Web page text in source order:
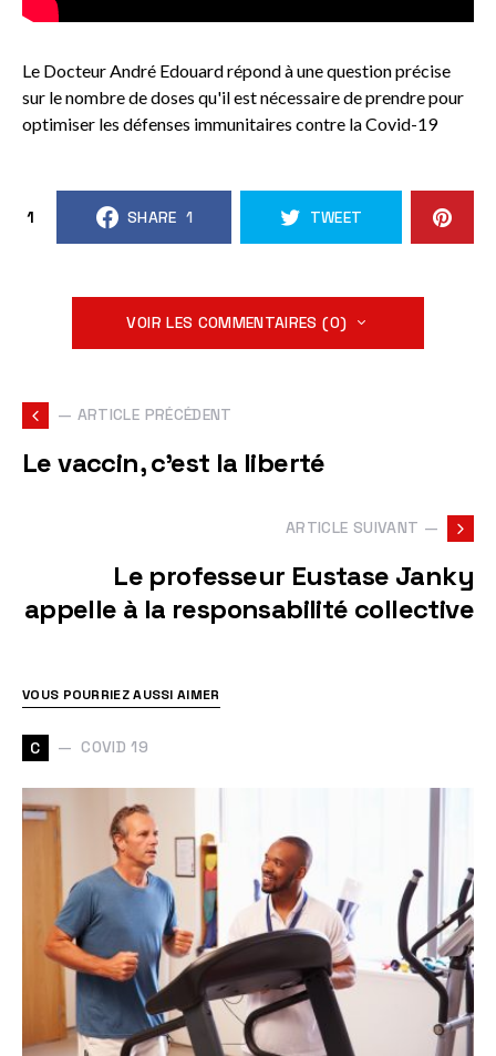
Le Docteur André Edouard répond à une question précise
sur le nombre de doses qu'il est nécessaire de prendre pour
optimiser les défenses immunitaires contre la Covid-19
1 SHARE 1 TWEET
VOIR LES COMMENTAIRES (0)
— ARTICLE PRÉCÉDENT
Le vaccin, c'est la liberté
ARTICLE SUIVANT —
Le professeur Eustase Janky
appelle à la responsabilité collective
VOUS POURRIEZ AUSSI AIMER
C COVID 19